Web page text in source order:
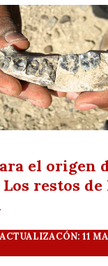
el origen
Los restos
11